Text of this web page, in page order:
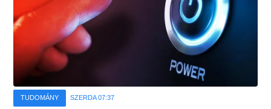
TUDOMÁNY SZERDA 07:37